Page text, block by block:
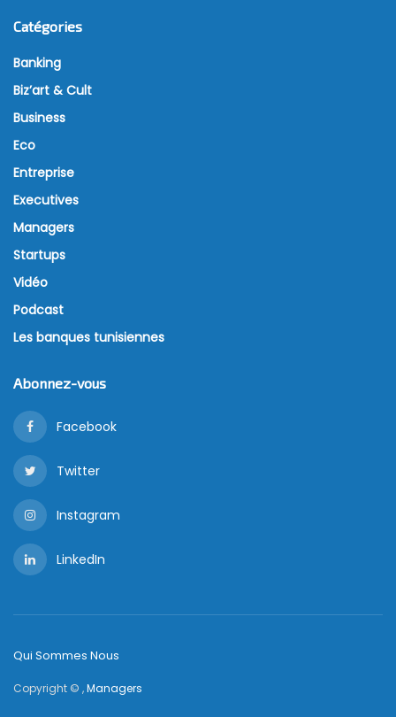
Catégories
Banking
Biz’art & Cult
Business
Eco
Entreprise
Executives
Managers
Startups
Vidéo
Podcast
Les banques tunisiennes
Abonnez-vous
Facebook
Twitter
Instagram
LinkedIn
Qui Sommes Nous
Copyright © ,Managers